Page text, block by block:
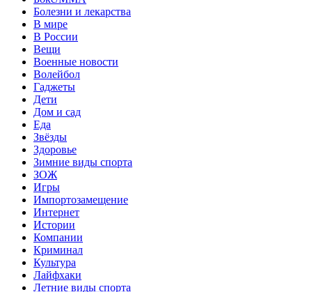
Болезни и лекарства
В мире
В России
Вещи
Военные новости
Волейбол
Гаджеты
Дети
Дом и сад
Еда
Звёзды
Здоровье
Зимние виды спорта
ЗОЖ
Игры
Импортозамещение
Интернет
Истории
Компании
Криминал
Культура
Лайфхаки
Летние виды спорта